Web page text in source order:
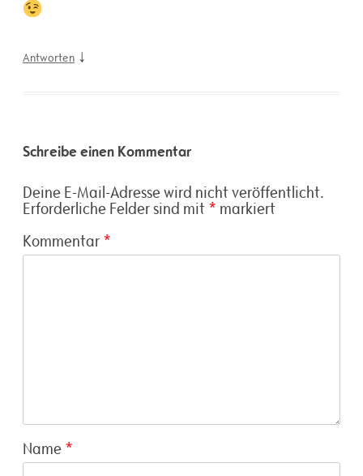
Antworten ↓
Schreibe einen Kommentar
Deine E-Mail-Adresse wird nicht veröffentlicht.
Erforderliche Felder sind mit * markiert
Kommentar *
Name *